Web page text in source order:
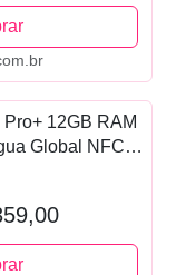
12GB RAM
Global NFC